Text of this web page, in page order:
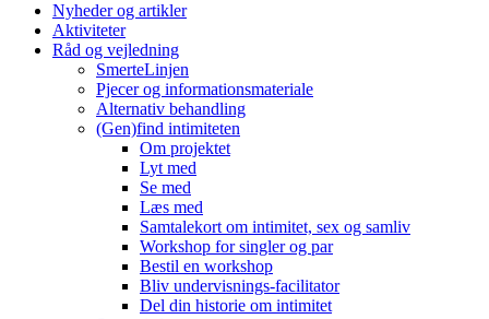
Nyheder og artikler
Aktiviteter
Råd og vejledning
SmerteLinjen
Pjecer og informationsmateriale
Alternativ behandling
(Gen)find intimiteten
Om projektet
Lyt med
Se med
Læs med
Samtalekort om intimitet, sex og samliv
Workshop for singler og par
Bestil en workshop
Bliv undervisnings-facilitator
Del din historie om intimitet